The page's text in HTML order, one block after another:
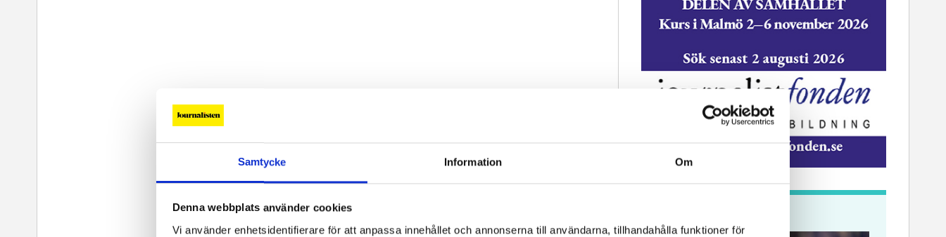
Samtycke Information Om
Denna webbplats använder cookies
Vi använder enhetsidentifierare för att anpassa innehållet och annonserna till användarna, tillhandahålla funktioner för